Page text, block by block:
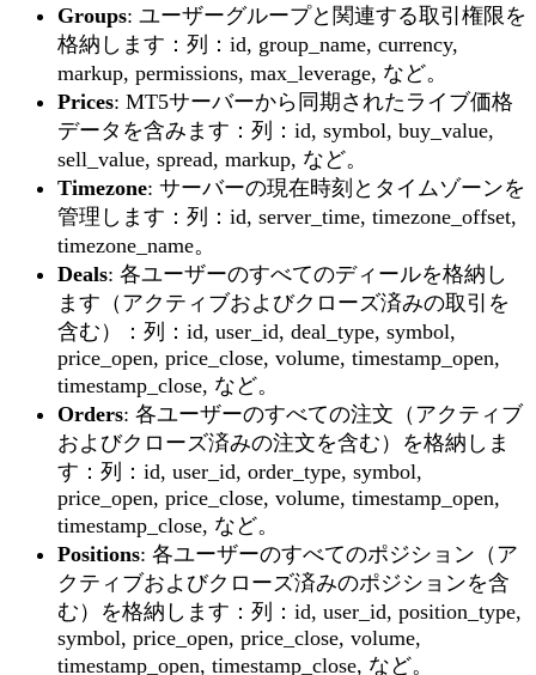
Groups: ユーザーグループと関連する取引権限を
格納します：列：id, group_name, currency,
markup, permissions, max_leverage, など。
Prices: MT5サーバーから同期されたライブ価格
データを含みます：列：id, symbol, buy_value,
sell_value, spread, markup, など。
Timezone: サーバーの現在時刻とタイムゾーンを
管理します：列：id, server_time, timezone_offset,
timezone_name。
Deals: 各ユーザーのすべてのディールを格納し
ます（アクティブおよびクローズ済みの取引を
含む）：列：id, user_id, deal_type, symbol,
price_open, price_close, volume, timestamp_open,
timestamp_close, など。
Orders: 各ユーザーのすべての注文（アクティブ
およびクローズ済みの注文を含む）を格納しま
す：列：id, user_id, order_type, symbol,
price_open, price_close, volume, timestamp_open,
timestamp_close, など。
Positions: 各ユーザーのすべてのポジション（ア
クティブおよびクローズ済みのポジションを含
む）を格納します：列：id, user_id, position_type,
symbol, price_open, price_close, volume,
timestamp_open, timestamp_close, など。